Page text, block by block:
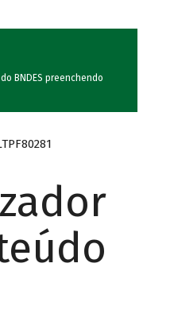
BNDES preenchendo